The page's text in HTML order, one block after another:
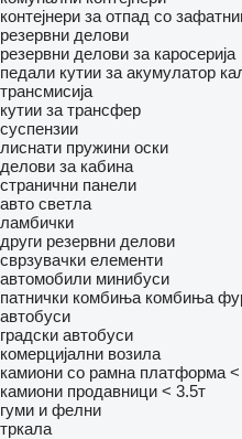
контејнери за отпад со
резервни делови
резервни делови за каросерија
педали кутии за акумулатор
трансмисија
кутии за трансфер
суспензии
лиснати пружини оски
делови за кабина
странични панели
авто светла
ламбички
други резервни делови
сврзувачки елементи
автомобили минибуси
патнички комбиња комбиња
автобуси
градски автобуси
комерцијални возила
камиони со рамна платформа <
камиони продавници < 3.5т
гуми и фелни
тркала